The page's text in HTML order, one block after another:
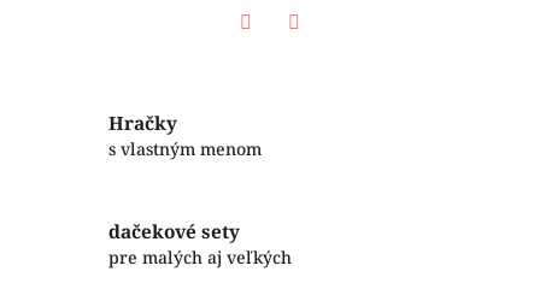
Hračky
s vlastným menom
dačekové sety
pre malých aj veľkých